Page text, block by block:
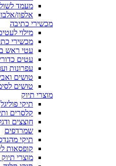
מעמד
אלפון/
מכשירי כתיבה
מילוי
מכשירי
עטי ראש
עטים
עפרונות
טושים
טושים
מוצרי תיוק
תיקי פוליגל
קלסרים
חוצצים
שמרדפים
תיקי
קופסאות
מוצרי תיוק